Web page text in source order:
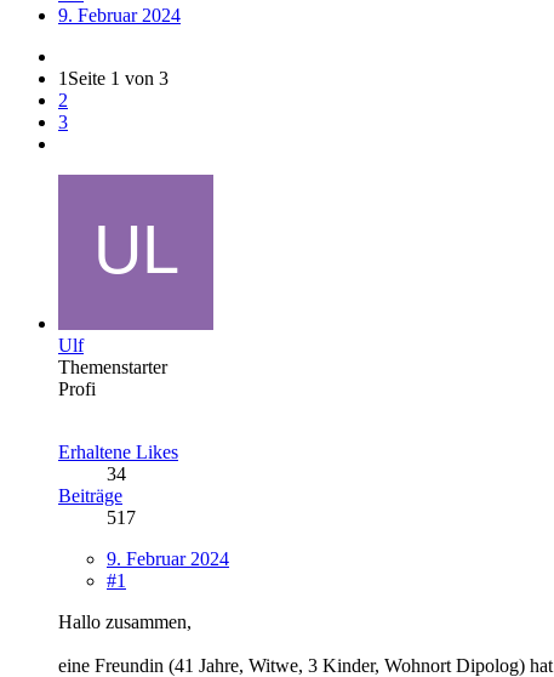
9. Februar 2024
1 Seite 1 von 3
2
3
Ulf
Themenstarter
Profi
Erhaltene Likes
34
Beiträge
517
9. Februar 2024
#1
Hallo zusammen,
eine Freundin (41 Jahre, Witwe, 3 Kinder, Wohnort Dipolog)